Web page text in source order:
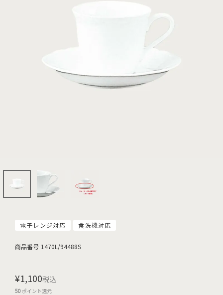
電子レンジ対応 食洗機対応
商品番号 1470L/94488S
¥1,100税込
50ポイント還元